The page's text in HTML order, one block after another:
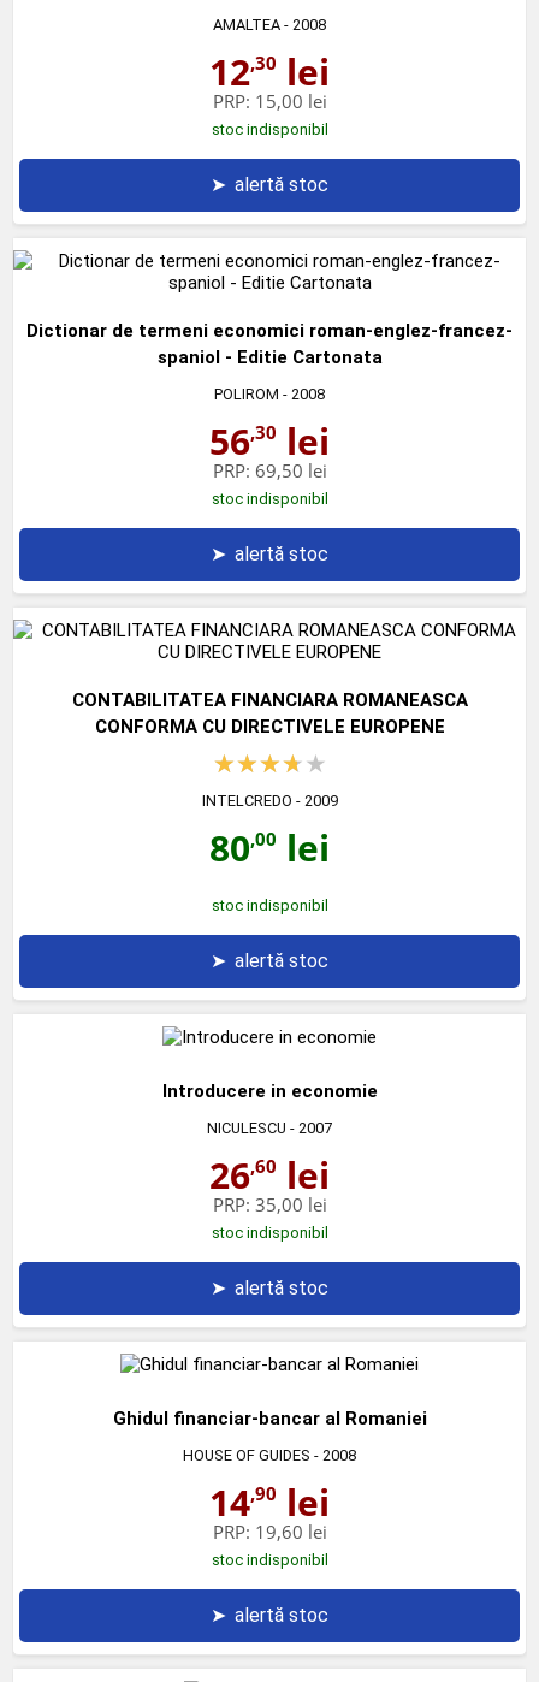
AMALTEA - 2008
12,30 lei
PRP: 15,00 lei
stoc indisponibil
➤ alertă stoc
Dictionar de termeni economici roman-englez-francez-
spaniol - Editie Cartonata
POLIROM - 2008
56,30 lei
PRP: 69,50 lei
stoc indisponibil
➤ alertă stoc
CONTABILITATEA FINANCIARA ROMANEASCA
CONFORMA CU DIRECTIVELE EUROPENE
INTELCREDO - 2009
80,00 lei
stoc indisponibil
➤ alertă stoc
Introducere in economie
NICULESCU - 2007
26,60 lei
PRP: 35,00 lei
stoc indisponibil
➤ alertă stoc
Ghidul financiar-bancar al Romaniei
HOUSE OF GUIDES - 2008
14,90 lei
PRP: 19,60 lei
stoc indisponibil
➤ alertă stoc